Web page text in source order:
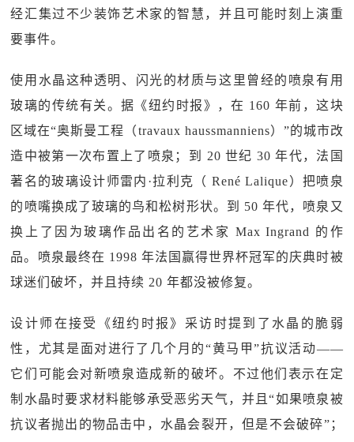
经汇集过不少装饰艺术家的智慧，并且可能时刻上演重
要事件。
使用水晶这种透明、闪光的材质与这里曾经的喷泉有用
玻璃的传统有关。据《纽约时报》，在 160 年前，这块
区域在“奥斯曼工程（travaux haussmanniens）”的城市改
造中被第一次布置上了喷泉；到 20 世纪 30 年代，法国
著名的玻璃设计师雷内·拉利克（ René Lalique）把喷泉
的喷嘴换成了玻璃的鸟和松树形状。到 50 年代，喷泉又
换上了因为玻璃作品出名的艺术家 Max Ingrand 的作
品。喷泉最终在 1998 年法国赢得世界杯冠军的庆典时被
球迷们破坏，并且持续 20 年都没被修复。
设计师在接受《纽约时报》采访时提到了水晶的脆弱
性，尤其是面对进行了几个月的“黄马甲”抗议活动——
它们可能会对新喷泉造成新的破坏。不过他们表示在定
制水晶时要求材料能够承受恶劣天气，并且“如果喷泉被
抗议者抛出的物品击中，水晶会裂开，但是不会破碎”；